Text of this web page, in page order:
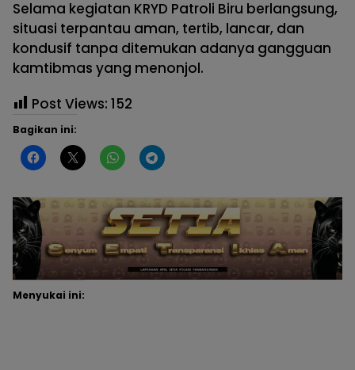
Selama kegiatan KRYD Patroli Biru berlangsung,
situasi terpantau aman, tertib, lancar, dan
kondusif tanpa ditemukan adanya gangguan
kamtibmas yang menonjol.
Post Views: 152
Bagikan ini:
Menyukai ini: